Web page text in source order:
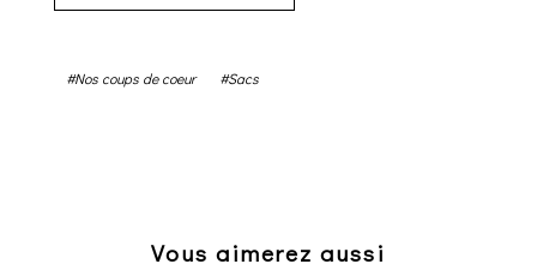
#Nos coups de coeur #Sacs
Vous aimerez aussi